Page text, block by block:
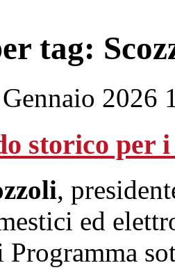
tag:
2026
storico per
,
ed